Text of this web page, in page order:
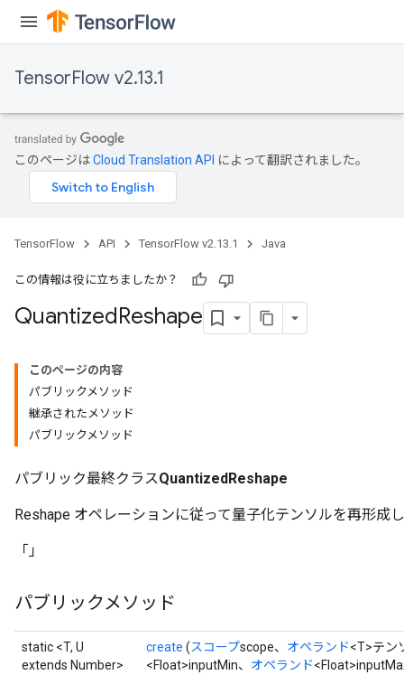
TensorFlow v2.13.1
このページはCloud Translation API によって翻訳されました。
TensorFlow API TensorFlow v2.13.1 Java
この情報は役に立ちましたか？
QuantizedReshape
このページの内容
パブリックメソッド
継承されたメソッド
パブリックメソッド
パブリック最終クラスQuantizedReshape
Reshape オペレーションに従って量子化テンソルを再形成
「」
パブリックメソッド
static <T, U
extends Number>
create (スコープscope、 オペランド<T>テン
<Float>inputMin、 オペランド